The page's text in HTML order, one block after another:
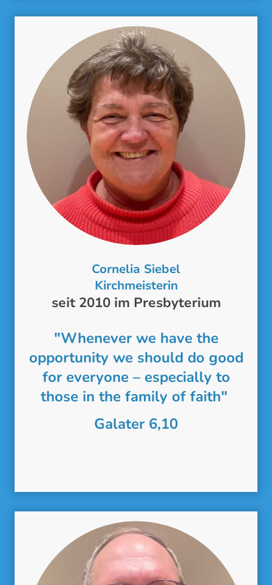
Cornelia Siebel
Kirchmeisterin
seit 2010 im Presbyterium
"Whenever we have the
opportunity we should do good
for everyone – especially to
those in the family of faith"
Galater 6,10